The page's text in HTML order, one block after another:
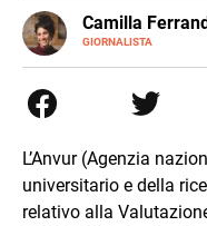
Camilla
GIORNALISTA
E-
MAIL
LINKEDIN
di trasformare la
da lì non mi sono
mente.
L’Anvur (Agenzia
universitario e della
relativo alla